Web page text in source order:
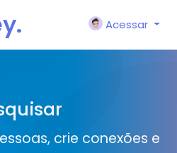
Acessar
crie conexões e